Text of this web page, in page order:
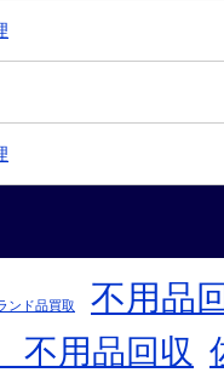
ンド品買取 不用品
用品回収